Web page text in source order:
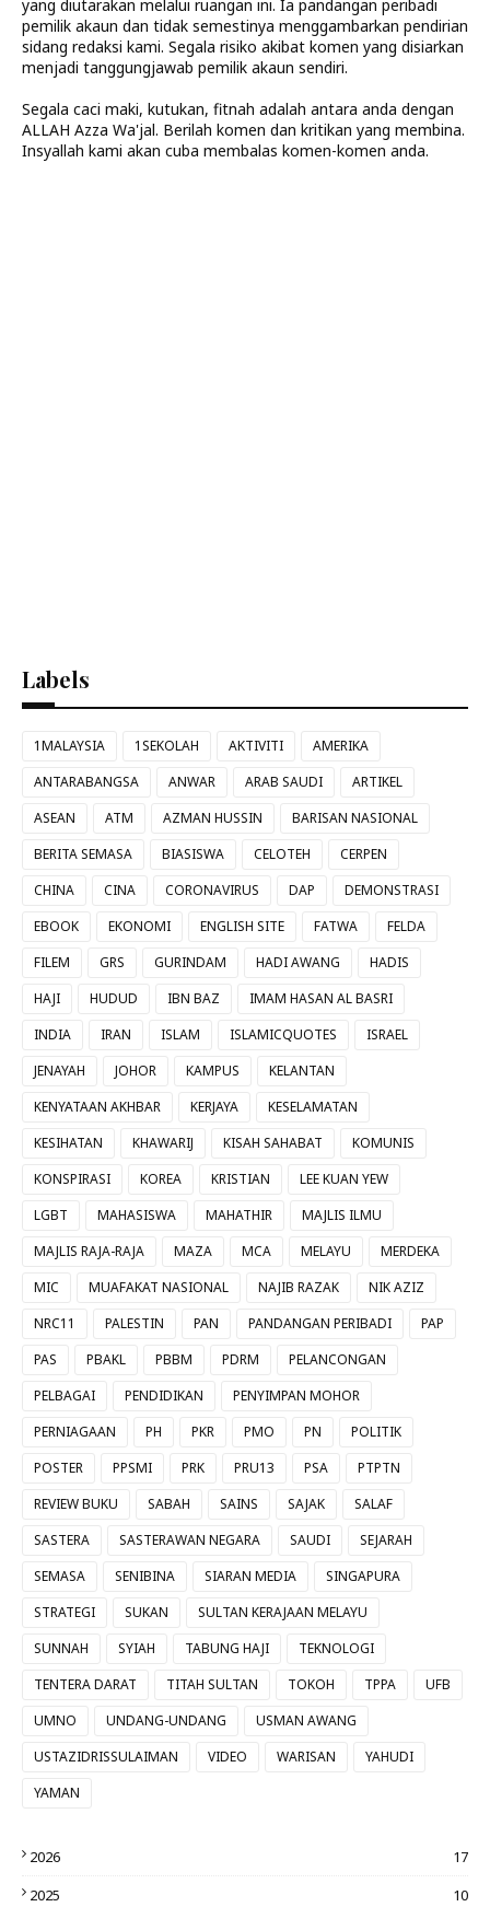
yang diutarakan melalui ruangan ini. Ia pandangan peribadi
pemilik akaun dan tidak semestinya menggambarkan pendirian
sidang redaksi kami. Segala risiko akibat komen yang disiarkan
menjadi tanggungjawab pemilik akaun sendiri.
Segala caci maki, kutukan, fitnah adalah antara anda dengan
ALLAH Azza Wa'jal. Berilah komen dan kritikan yang membina.
Insyallah kami akan cuba membalas komen-komen anda.
Labels
1MALAYSIA 1SEKOLAH AKTIVITI
AMERIKA
ANTARABANGSA
ANWAR ARAB SAUDI
ARTIKEL
ASEAN
ATM AZMAN HUSSIN
BARISAN NASIONAL
BERITA SEMASA
BIASISWA CELOTEH
CERPEN
CHINA
CINA CORONAVIRUS DAP
DEMONSTRASI
EBOOK
EKONOMI ENGLISH SITE FATWA
FELDA
FILEM
GRS GURINDAM HADI AWANG
HADIS
HAJI
HUDUD IBN BAZ
IMAM HASAN AL BASRI
INDIA
IRAN ISLAM ISLAMICQUOTES
ISRAEL
JENAYAH
JOHOR KAMPUS
KELANTAN
KENYATAAN AKHBAR
KERJAYA
KESELAMATAN
KESIHATAN
KHAWARIJ KISAH SAHABAT
KOMUNIS
KONSPIRASI
KOREA KRISTIAN
LEE KUAN YEW
LGBT
MAHASISWA MAHATHIR
MAJLIS ILMU
MAJLIS RAJA-RAJA
MAZA MCA MELAYU
MERDEKA
MIC
MUAFAKAT NASIONAL NAJIB RAZAK
NIK AZIZ
NRC11
PALESTIN PAN PANDANGAN PERIBADI
PAP
PAS
PBAKL PBBM PDRM
PELANCONGAN
PELBAGAI
PENDIDIKAN
PENYIMPAN MOHOR
PERNIAGAAN
PH PKR PMO PN
POLITIK
POSTER
PPSMI PRK PRU13 PSA
PTPTN
REVIEW BUKU
SABAH SAINS SAJAK
SALAF
SASTERA
SASTERAWAN NEGARA SAUDI
SEJARAH
SEMASA
SENIBINA SIARAN MEDIA
SINGAPURA
STRATEGI
SUKAN
SULTAN KERAJAAN MELAYU
SUNNAH
SYIAH TABUNG HAJI
TEKNOLOGI
TENTERA DARAT
TITAH SULTAN TOKOH TPPA
UFB
UMNO
UNDANG-UNDANG
USMAN AWANG
USTAZIDRISSULAIMAN
VIDEO WARISAN
YAHUDI
YAMAN
2026
17
2025
10